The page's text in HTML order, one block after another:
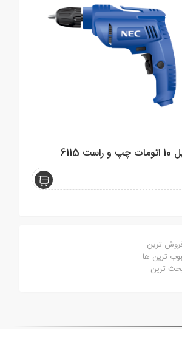
6115
ترین
ترین ها
ترین